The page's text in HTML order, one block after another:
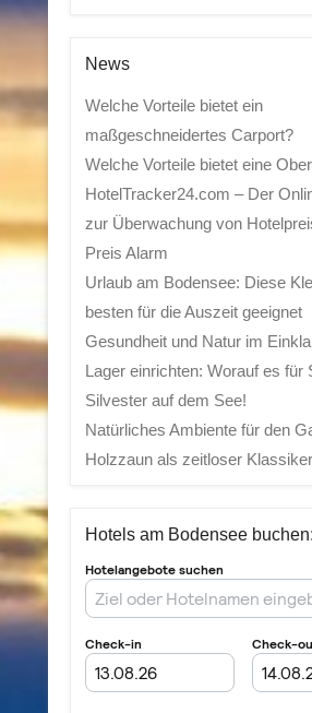
News
Welche Vorteile bietet ein
maßgeschneidertes Carport?
Welche Vorteile bietet eine
HotelTracker24.com – Der
zur Überwachung von
Preis Alarm
Urlaub am Bodensee: Diese
besten für die Auszeit geeignet
Gesundheit und Natur im
Lager einrichten: Worauf es für
Silvester auf dem See!
Natürliches Ambiente für den
Holzzaun als zeitloser Klassiker
Hotels am Bodensee buchen: